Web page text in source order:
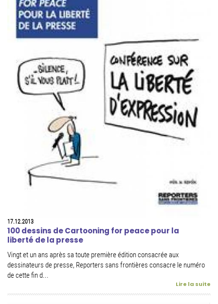
17.12.2013
100 dessins de Cartooning for peace pour la
liberté de la presse
Vingt et un ans après sa toute première édition consacrée aux
dessinateurs de presse, Reporters sans frontières consacre le numéro
de cette fin d...
Lire la suite